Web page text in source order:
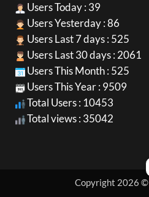
Users Today : 39
Users Yesterday : 86
Users Last 7 days : 525
Users Last 30 days : 2061
Users This Month : 525
Users This Year : 9509
Total Users : 10453
Total views : 35042
Copyright 2026 ©